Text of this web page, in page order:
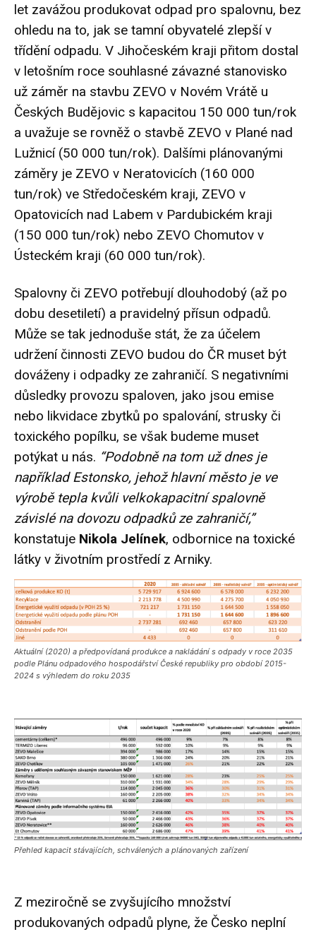
let zavážou produkovat odpad pro spalovnu, bez
ohledu na to, jak se tamní obyvatelé zlepší v
třídění odpadu. V Jihočeském kraji přitom dostal
v letošním roce souhlasné závazné stanovisko
už záměr na stavbu ZEVO v Novém Vrátě u
Českých Budějovic s kapacitou 150 000 tun/rok
a uvažuje se rovněž o stavbě ZEVO v Plané nad
Lužnicí (50 000 tun/rok). Dalšími plánovanými
záměry je ZEVO v Neratovicích (160 000
tun/rok) ve Středočeském kraji, ZEVO v
Opatovicích nad Labem v Pardubickém kraji
(150 000 tun/rok) nebo ZEVO Chomutov v
Ústeckém kraji (60 000 tun/rok).
Spalovny či ZEVO potřebují dlouhodobý (až po
dobu desetiletí) a pravidelný přísun odpadů.
Může se tak jednoduše stát, že za účelem
udržení činnosti ZEVO budou do ČR muset být
dováženy i odpadky ze zahraničí. S negativními
důsledky provozu spaloven, jako jsou emise
nebo likvidace zbytků po spalování, strusky či
toxického popílku, se však budeme muset
potýkat u nás. “Podobně na tom už dnes je
například Estonsko, jehož hlavní město je ve
výrobě tepla kvůli velkokapacitní spalovně
závislé na dovozu odpadků ze zahraničí,”
konstatuje Nikola Jelínek, odbornice na toxické
látky v životním prostředí z Arniky.
Aktuální (2020) a předpovídaná produkce a nakládání s odpady v roce 2035
podle Plánu odpadového hospodářství České republiky pro období 2015-
2024 s výhledem do roku 2035
Přehled kapacit stávajících, schválených a plánovaných zařízení
Z meziročně se zvyšujícího množství
produkovaných odpadů plyne, že Česko neplní